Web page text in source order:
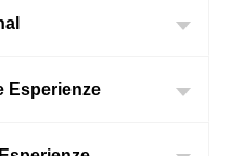
Esperienze